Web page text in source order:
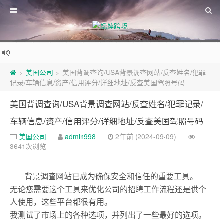
> 美国公司 > 美国背调查询/USA背景调查网站/反查姓名/犯罪
记录/车辆信息/资产/信用评分/详细地址/反查美国驾照号码
美国背调查询/USA背景调查网站/反查姓名/犯罪记录/
车辆信息/资产/信用评分/详细地址/反查美国驾照号码
美国公司 admin998
2年前 (2024-09-09)
3641次浏览
背景调查网站已成为确保安全和信任的重要工具。
无论您需要这个工具来优化公司的招聘工作流程还是供个
人使用，这些平台都很有用。
我测试了市场上的各种选项，并列出了一些最好的选项。